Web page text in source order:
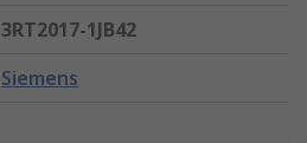
3RT2017-1JB42
Siemens